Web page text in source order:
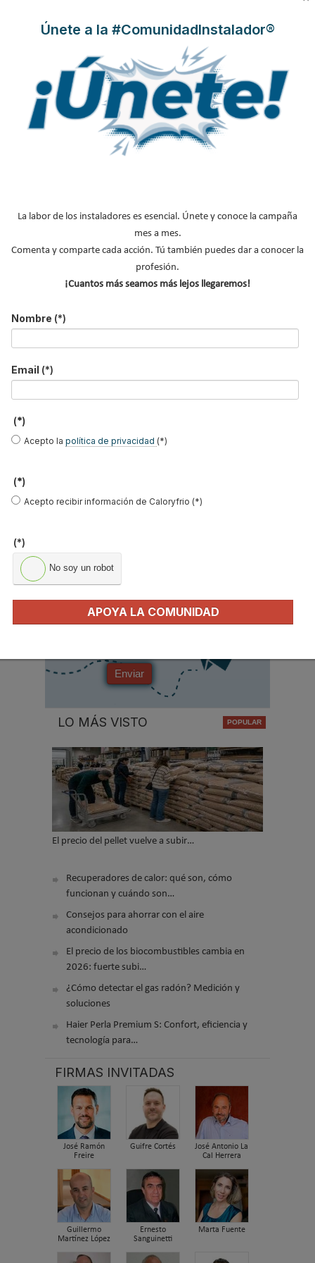
MÁS SOBRE GRIFERÍA
Grifo termostático
Grifería electrónica
Instaladores fontaneros
Suscríbete a
nuestros boletines
Nombre *
Email *
*
Enviar
LO MÁS VISTO
El precio del pellet vuelve a subir…
Recuperadores de calor: qué son, cómo
funcionan y cuándo son…
Consejos para ahorrar con el aire
acondicionado
El precio de los biocombustibles cambia en
2026: fuerte subi…
¿Cómo detectar el gas radón? Medición y
soluciones
Haier Perla Premium S: Confort, eficiencia y
tecnología para…
FIRMAS INVITADAS
José Ramón
Freire
Guifre Cortés
José Antonio La
Cal Herrera
Guillermo
Martínez López
Ernesto
Sanguinetti
Marta Fuente
Únete a la #ComunidadInstalador®
La labor de los instaladores es esencial. Únete y conoce la campaña
mes a mes.
Comenta y comparte cada acción. Tú también puedes dar a conocer la
profesión.
¡Cuantos más seamos más lejos llegaremos!
Nombre (*)
Email (*)
(*)
Acepto la política de privacidad (*)
(*)
Acepto recibir información de Caloryfrio (*)
(*)
No soy un robot
APOYA LA COMUNIDAD